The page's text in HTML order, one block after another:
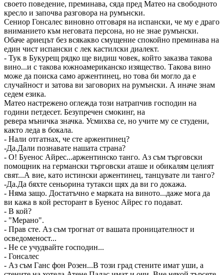
своето поведение, преминава, сяда пред Матео на свободното
кресло и започва разговора на румънски.
Сениор Гонсалес виновно отговаря на испански, че му е драго
вниманието към неговата персона, но не знае румънски.
Обаче ариецът без всякакво смущение спокойно преминава на
един чист испански с лек кастилски диалект.
- Тук в Букурещ рядко ще видиш човек, който заказва такова
вино...и с такова южноамериканско изящество. Такова вино
може да поиска само аржентинец, но това би могло да е
случайност и затова ви заговорих на румънски. А иначе знам
седем езика.
Матео настрежено оглежда този натрапчив господин на
години петдесет. Безупречен смокинг, на
ревера мъничка значка. Усмихва се, но учите му се студени,
както леда в бокала.
- Нали отгатнах, че сте аржентинец?
-Да.Дали познавате нашата страна?
- О! Буенос Айрес...аржентинско танго. Аз съм търговски
помощник на германски търговски аташе и обикалям целият
свят...А вие, като истински аржентинец, танцувате ли танго?
-Да.Да бяхте сеньорина тутакси щях да ви го докажа.
- Няма защо. Достатъчно е марката на виното...даже мога да
ви кажа в кой ресторант в Буенос Айрес го подават.
- В кой?
- "Мерано".
- Прав сте. Аз съм трогнат от вашата проницателност и
осведоменост...
- Не се учудвайте господин...
- Гонсалес
- Аз съм Ганс фон Розен...В този град стените имат уши, а